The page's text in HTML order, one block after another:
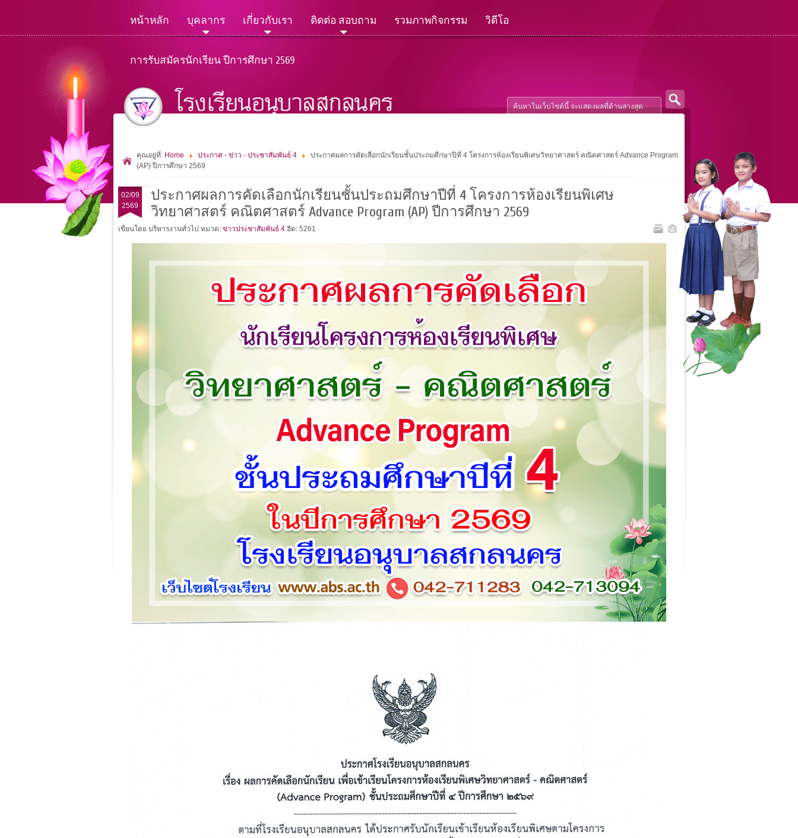
หน้าหลัก บุคลากร เกี่ยวกับเรา ติดต่อ สอบถาม รวมภาพกิจกรรม วิดีโอ
การรับสมัครนักเรียน ปีการศึกษา 2569
คุณอยู่ที่: Home ประกาศ - ข่าว - ประชาสัมพันธ์ 4
ประกาศผลการคัดเลือกนักเรียนชั้นประถมศึกษาปีที่ 4 โครงการห้องเรียนพิเศษวิทยาศาสตร์ คณิตศาสตร์ Advance Program
(AP) ปีการศึกษา 2569
02/09
2569
ประกาศผลการคัดเลือกนักเรียนชั้นประถมศึกษาปีที่ 4 โครงการห้องเรียนพิเศษ
วิทยาศาสตร์ คณิตศาสตร์ Advance Program (AP) ปีการศึกษา 2569
เขียนโดย บริหารงานทั่วไป หมวด: ข่าวประชาสัมพันธ์ 4 ฮิต: 5261